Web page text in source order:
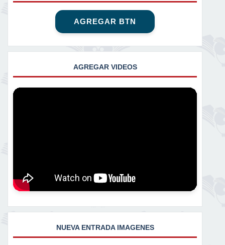
AGREGAR BTN
AGREGAR VIDEOS
NUEVA ENTRADA IMAGENES